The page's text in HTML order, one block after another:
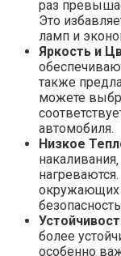
раз
Это
ламп и
Яркость и
также
можете
автомобиля.
Низкое
окружающих
более
особенно